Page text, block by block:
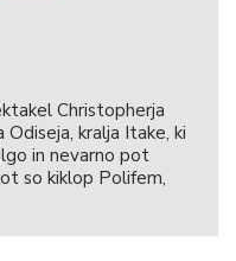
Christopherja
kralja Itake, ki
in nevarno pot
so kiklop Polifem,